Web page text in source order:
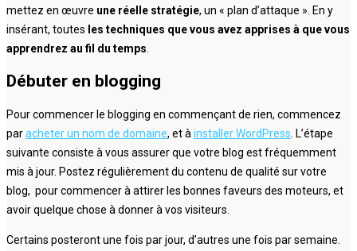
mettez en œuvre une réelle stratégie, un « plan d’attaque ». En y
insérant, toutes les techniques que vous avez apprises à que vous
apprendrez au fil du temps
Débuter en blogging
Pour commencer le blogging en commençant de rien, commencez
paracheter un nom de domaine, et à installer WordPress . L’étape
suivante consiste à vous assurer que votre blog est fréquemment
mis à jour. Postez régulièrement du contenu de qualité sur votre
blog, pour commencer à attirer les bonnes faveurs des moteurs, et
avoir quelque chose à donner à vos visiteurs.
Certains posteront une fois par jour, d’autres une fois par semaine.